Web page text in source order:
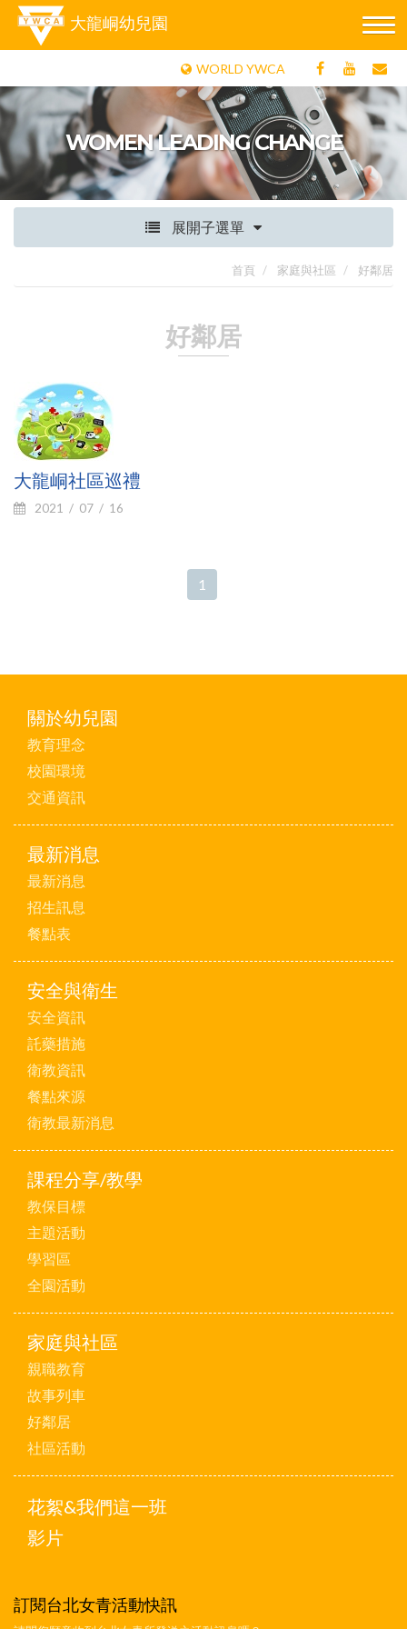
大龍峒幼兒園
WORLD YWCA
WOMEN LEADING CHANGE
展開子選單
首頁 家庭與社區 好鄰居
好鄰居
大龍峒社區巡禮
2021 07 16
1
關於幼兒園
教育理念
校園環境
交通資訊
最新消息
最新消息
招生訊息
餐點表
安全與衛生
安全資訊
託藥措施
衛教資訊
餐點來源
衛教最新消息
課程分享/教學
教保目標
主題活動
學習區
全園活動
家庭與社區
親職教育
故事列車
好鄰居
社區活動
花絮&我們這一班
影片
訂閱台北女青活動快訊